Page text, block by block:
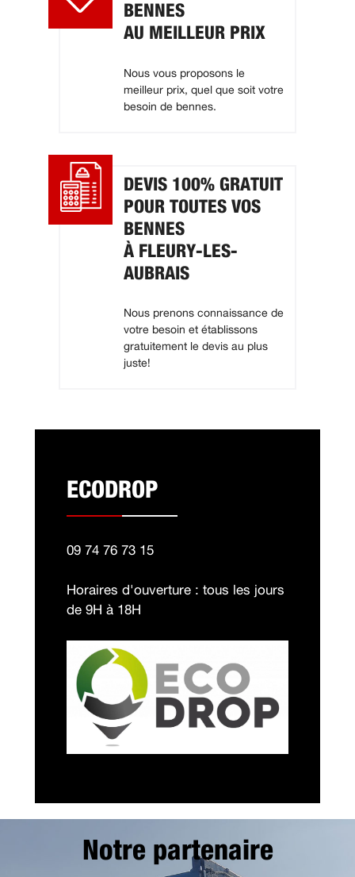
BENNES
AU MEILLEUR PRIX
Nous vous proposons le
meilleur prix, quel que soit votre
besoin de bennes.
DEVIS 100% GRATUIT
POUR TOUTES VOS
BENNES
À FLEURY-LES-
AUBRAIS
Nous prenons connaissance de
votre besoin et établissons
gratuitement le devis au plus
juste!
ECODROP
09 74 76 73 15
Horaires d'ouverture : tous les jours
de 9H à 18H
Notre partenaire